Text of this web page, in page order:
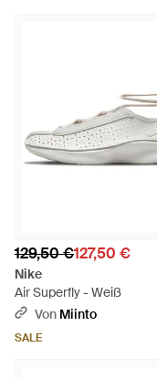
129,50 €127,50 €
Nike
Air Superfly - Weiß
Von Miinto
SALE